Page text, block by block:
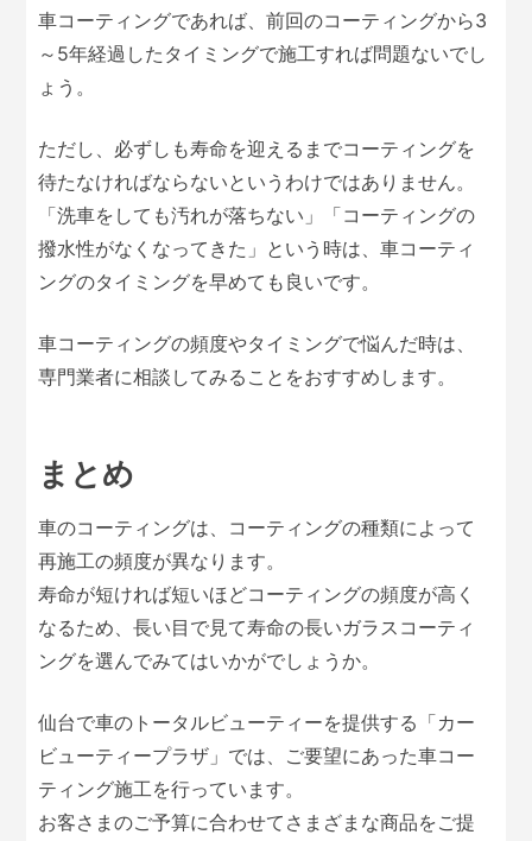
車コーティングであれば、前回のコーティングから3
～5年経過したタイミングで施工すれば問題ないでし
ょう。
ただし、必ずしも寿命を迎えるまでコーティングを
待たなければならないというわけではありません。
「洗車をしても汚れが落ちない」「コーティングの
撥水性がなくなってきた」という時は、車コーティ
ングのタイミングを早めても良いです。
車コーティングの頻度やタイミングで悩んだ時は、
専門業者に相談してみることをおすすめします。
まとめ
車のコーティングは、コーティングの種類によって
再施工の頻度が異なります。
寿命が短ければ短いほどコーティングの頻度が高く
なるため、長い目で見て寿命の長いガラスコーティ
ングを選んでみてはいかがでしょうか。
仙台で車のトータルビューティーを提供する「カー
ビューティープラザ」では、ご要望にあった車コー
ティング施工を行っています。
お客さまのご予算に合わせてさまざまな商品をご提